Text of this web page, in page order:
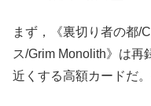
まず，《裏切り者の都/
ス/Grim Monolith》は再
近くする高額カードだ